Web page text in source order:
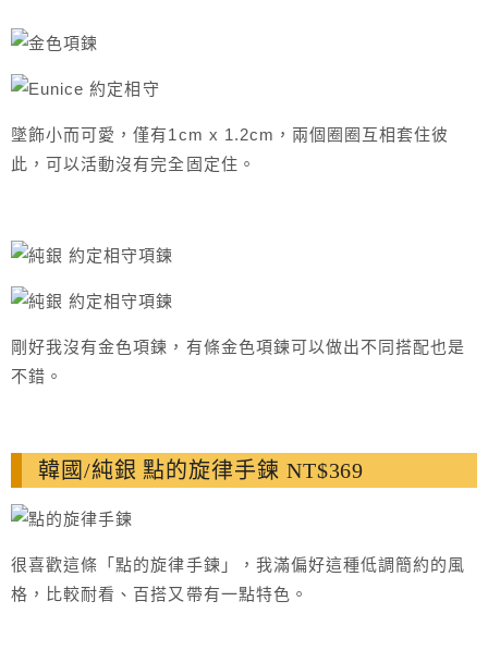
墜飾小而可愛，僅有1cm x 1.2cm，兩個圈圈互相套住彼
此，可以活動沒有完全固定住。
剛好我沒有金色項鍊，有條金色項鍊可以做出不同搭配也是
不錯。
韓國/純銀 點的旋律手鍊 NT$369
很喜歡這條「點的旋律手鍊」，我滿偏好這種低調簡約的風
格，比較耐看、百搭又帶有一點特色。